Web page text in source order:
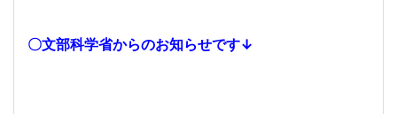
〇文部科学省からのお知らせです↓